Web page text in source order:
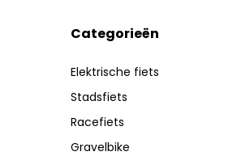
Categorieën
Elektrische fiets
Stadsfiets
Racefiets
Gravelbike